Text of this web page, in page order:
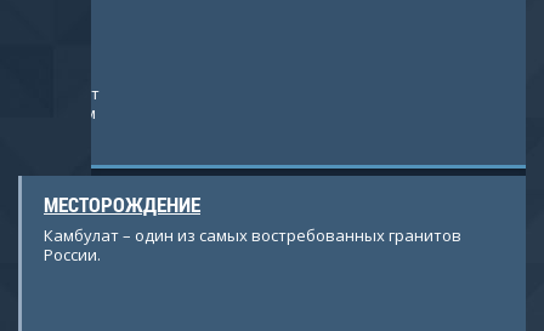
МЕСТОРОЖДЕНИЕ
Камбулат – один из самых востребованных гранитов
России.